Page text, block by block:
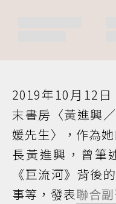
2019年10月12
末書房〈黃進興
媛先生〉，作為
長黃進興，曾筆
《巨流河》背後
事等，發表聯合